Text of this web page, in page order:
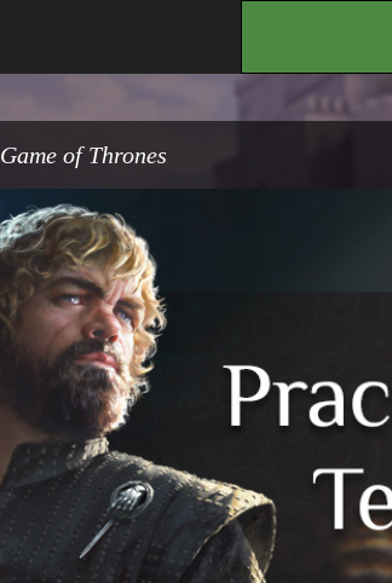
Game of Thrones